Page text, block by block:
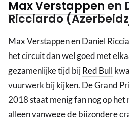
Max Verstappen en
Ricciardo
Max Verstappen en Daniel
het circuit dan wel goed met
gezamenlijke tijd bijRed Bull
vuurwerk bij kijken. De Grand
2018 staat menig fan nog op
alleen vanwege de bijzondere